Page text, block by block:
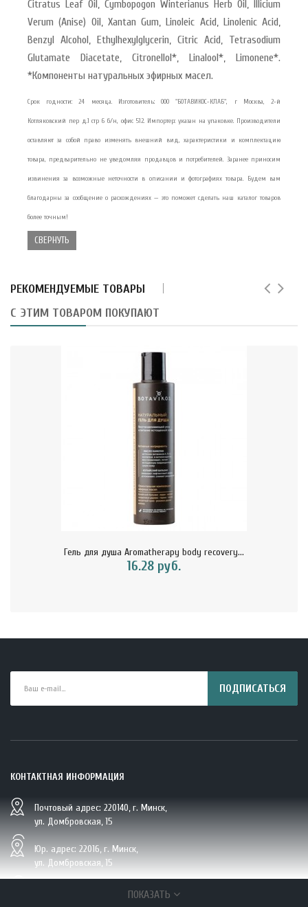
Citratus Leaf Oil, Cymbopogon Winterianus Herb Oil, Illicium
Verum (Anise) Oil, Xantan Gum, Linoleic Acid, Linolenic Acid,
Benzyl Alcohol, Ethylhexylglycerin, Citric Acid, Tetrasodium
Glutamate Diacetate, Citronellol*, Linalool*, Limonene*.
*Компоненты натуральных эфирных масел.
Срок годности: 24 месяца. Изготовитель: ООО "БОТАВИКОС-КЛАБ", г Москва, 2-й
Котляковский пер д.1 стр 6 б/н, офис 512. Импортер: указан на упаковке. Производители
оставляют за собой право изменять внешний вид, характеристики и комплектацию
товара, предварительно не уведомляя продавцов и потребителей. Заранее приносим
извинения за возможные неточности в описании и фотографиях товара. Будем вам
благодарны за сообщение о расхождениях — это поможет сделать наш каталог товаров
более точным!
СВЕРНУТЬ
РЕКОМЕНДУЕМЫЕ ТОВАРЫ
С ЭТИМ ТОВАРОМ ПОКУПАЮТ
Гель для душа Aromatherapy body recovery...
16.28 руб.
BIO Кокосовая вода тетрапак 330 мл Vietcoco 112878..
5.23 руб.
ПОДПИСАТЬСЯ
КОНТАКТНАЯ ИНФОРМАЦИЯ
Почтовый адрес: 220140, г. Минск,
ул. Домбровская, 15
Юр. адрес: 22016, г. Минск,
ул. Домбровская, 15
+375 (29/33/25) 6 270 870, г. Минск,
ПОКАЗАТЬ